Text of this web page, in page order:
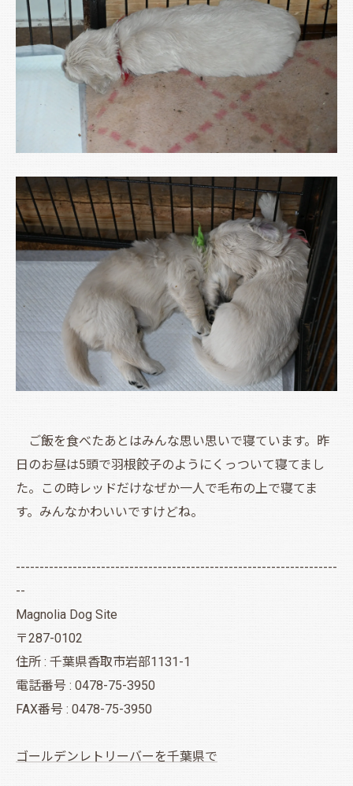
ご飯を食べたあとはみんな思い思いで寝ています。昨
日のお昼は5頭で羽根餃子のようにくっついて寝てまし
た。この時レッドだけなぜか一人で毛布の上で寝てま
す。みんなかわいいですけどね。
--------------------------------------------------------------------
--
Magnolia Dog Site
〒287-0102
住所 : 千葉県香取市岩部1131-1
電話番号 : 0478-75-3950
FAX番号 : 0478-75-3950
ゴールデンレトリーバーを千葉県で